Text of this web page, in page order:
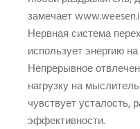
замечает
Нервная система
использует энергию
Непрерывное
нагрузку на
чувствует усталость,
эффективности.